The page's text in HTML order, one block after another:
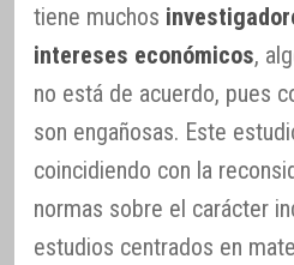
tiene muchos
intereses económicos,
no está de acuerdo, pues
son engañosas. Este
coincidiendo con la
normas sobre el carácter
estudios centrados en